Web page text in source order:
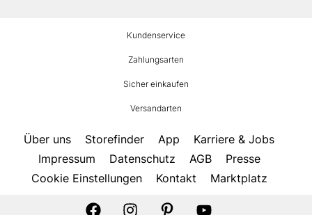
Kundenservice
Zahlungsarten
Sicher einkaufen
Versandarten
Über uns Storefinder App
Karriere & Jobs
Impressum
Datenschutz AGB
Presse
Cookie Einstellungen
Kontakt Marktplatz